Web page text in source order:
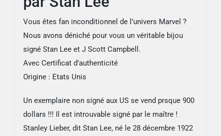
Vous êtes fan inconditionnel de l’univers Marvel ?
Nous avons déniché pour vous un véritable bijou
signé Stan Lee et J Scott Campbell.
Avec Certificat d’authenticité
Origine : Etats Unis
Un exemplaire non signé aux US se vend prsque 900
dollars !!! Il est introuvable signé par le maître !
Stanley Lieber, dit Stan Lee, né le 28 décembre 1922